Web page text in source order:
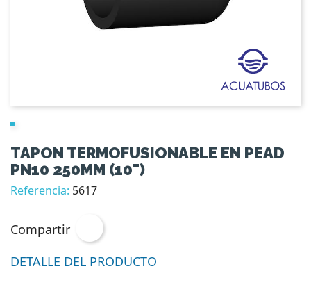
TAPON TERMOFUSIONABLE EN PEAD
PN10 250MM (10")
Referencia: 5617
Compartir
DETALLE DEL PRODUCTO